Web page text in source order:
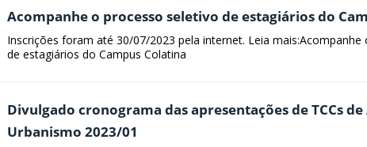
Acompanhe o processo seletivo de estagiários do
Inscrições foram até 30/07/2023 pela internet. Leia mais:Acompanhe
de estagiários do Campus Colatina
Divulgado cronograma das apresentações de TCCs
Urbanismo 2023/01